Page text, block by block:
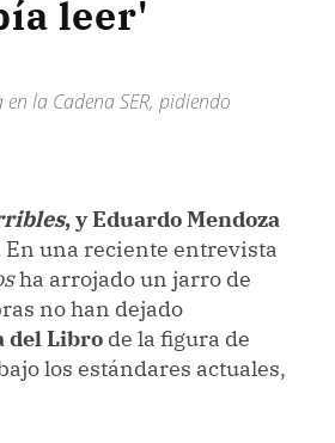
leer'
la Cadena SER, pidiendo
, y Eduardo Mendoza
En una reciente entrevista
ha arrojado un jarro de
no han dejado
del Libro de la figura de
los estándares actuales,